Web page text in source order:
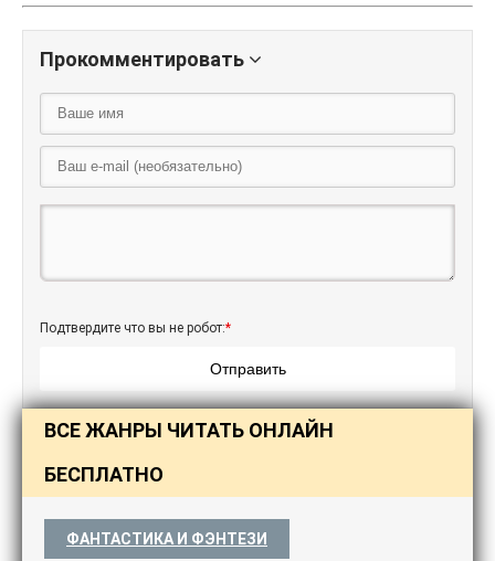
Прокомментировать
Подтвердите что вы не робот:*
Отправить
ВСЕ ЖАНРЫ ЧИТАТЬ ОНЛАЙН
БЕСПЛАТНО
ФАНТАСТИКА И ФЭНТЕЗИ